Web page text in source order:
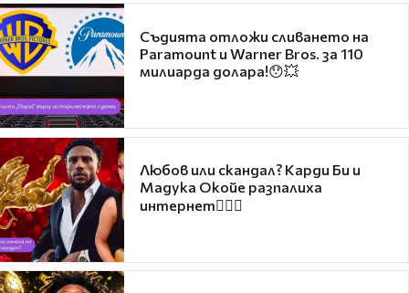
Съдията отложи сливането на
Paramount и Warner Bros. за 110
милиарда долара!😯💥
Любов или скандал? Карди Би и
Мадука Окойе разпалиха
интернет❤️‍🔥🔥